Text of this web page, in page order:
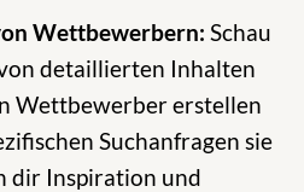
Wettbewerbern: Schau
detaillierten Inhalten
Wettbewerber erstellen
Suchanfragen sie
dir Inspiration und